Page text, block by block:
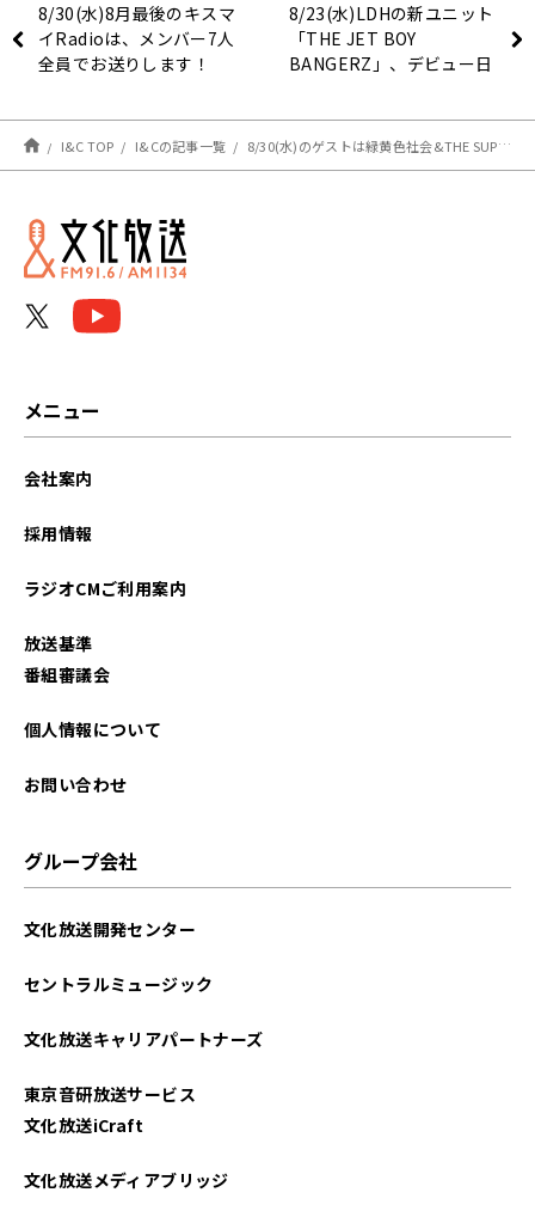
8/30(水)8月最後のキスマ
イRadioは、メンバー7人
全員でお送りします！
8/23(水)LDHの新ユニット
「THE JET BOY
BANGERZ」、デビュー日
コメン！】
I&C TOP I&Cの記事一覧 8/30(水)のゲストは緑黄色社会&THE SUPER FRUIT！【矢吹奈子のレコメン！】
メニュー
会社案内
採用情報
ラジオCMご利用案内
放送基準
番組審議会
個人情報について
お問い合わせ
グループ会社
文化放送開発センター
セントラルミュージック
文化放送キャリアパートナーズ
東京音研放送サービス
文化放送iCraft
文化放送メディアブリッジ